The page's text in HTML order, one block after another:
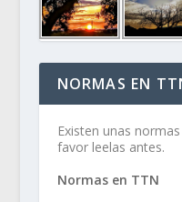
NORMAS EN
Existen unas
favor leelas antes.
Normas en TTN